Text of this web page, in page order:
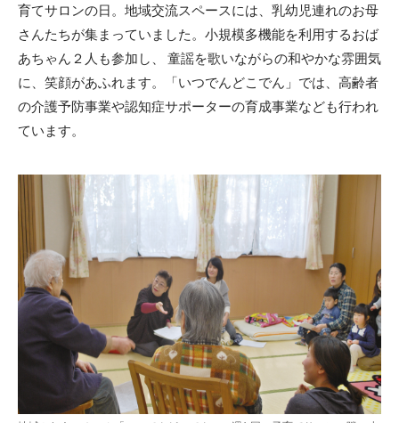
育てサロンの日。地域交流スペースには、乳幼児連れのお母
さんたちが集まっていました。小規模多機能を利用するおば
あちゃん２人も参加し、 童謡を歌いながらの和やかな雰囲気
に、笑顔があふれます。「いつでんどこでん」では、高齢者
の介護予防事業や認知症サポーターの育成事業なども行われ
ています。